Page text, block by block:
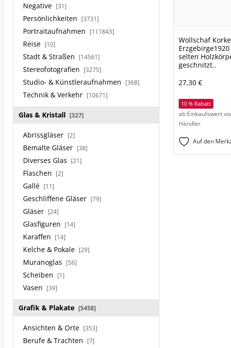
Negative [31]
Persönlichkeiten [3731]
Portraitaufnahmen [111843]
Reise [10]
Stadt & Straßen [14561]
Stereofotografien [3275]
Studio- & Künstleraufnahmen [368]
Technik & Verkehr [10671]
Glas & Kristall [327]
Abrissgläser [2]
Bemalte Gläser [38]
Diverses Glas [21]
Flaschen [2]
Gallé [11]
Geschliffene Gläser [79]
Gläser [24]
Glasfiguren [14]
Karaffen [14]
Kelche & Pokale [29]
Muranoglas [56]
Scheiben [1]
Vasen [39]
Grafik & Plakate [5458]
Ansichten & Orte [353]
Berufe & Trachten [7]
Wollschaf
selten
geschnitzt..
27,30 €
10 % Rabatt
ab Einkaufswert
Händler
Auf den